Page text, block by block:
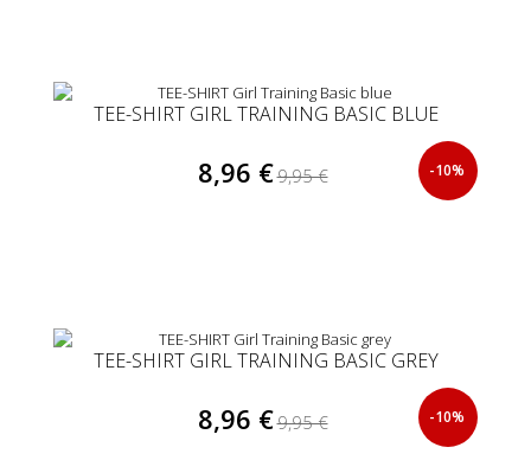
TEE-SHIRT GIRL TRAINING BASIC BLUE
8,96 €9,95 € -10%
TEE-SHIRT GIRL TRAINING BASIC GREY
8,96 €9,95 € -10%